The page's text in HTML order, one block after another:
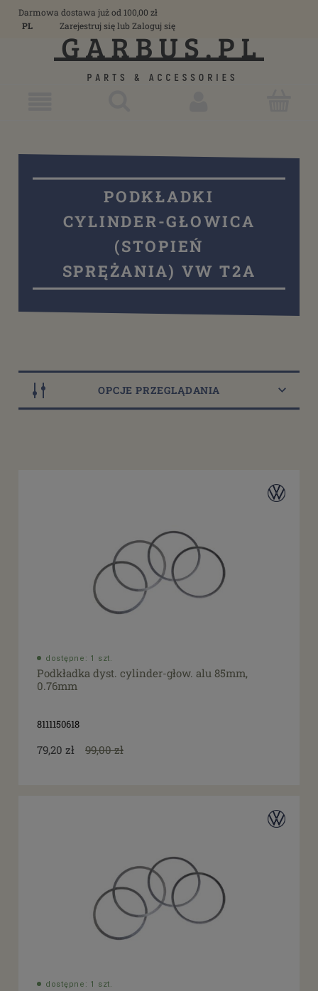
Darmowa dostawa już od 100,00 zł
PL
Zarejestruj sięlub Zaloguj się
PODKŁADKI
CYLINDER-GŁOWICA
(STOPIEŃ
SPRĘŻANIA) VW T2A
OPCJE PRZEGLĄDANIA
dostępne: 1 szt.
Podkładka dyst. cylinder-głow. alu 85mm,
0.76mm
8111150618
79,20 zł 99,00 zł
dostępne: 1 szt.